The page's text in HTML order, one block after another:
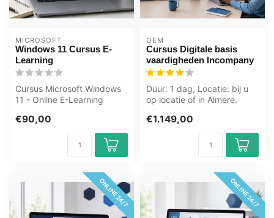
MICROSOFT
Windows 11 Cursus E-
Learning
Cursus Microsoft Windows
11 - Online E-Learning
star...
€90,00
OEM
Cursus Digitale basis
vaardigheden Incompany
Duur: 1 dag, Locatie: bij u
op locatie of in Almere.
Utrecht....
€1.149,00
ONLINE 24/7 ONLINE 24/7